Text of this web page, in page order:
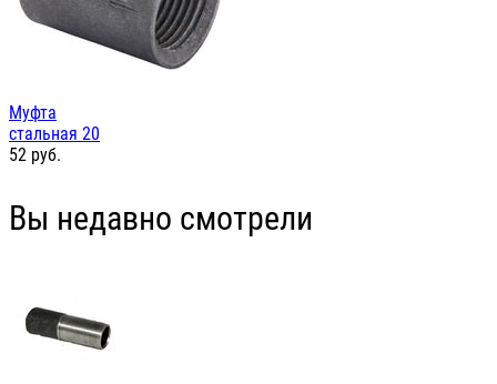
Муфта
стальная 20
52 руб.
Вы недавно смотрели